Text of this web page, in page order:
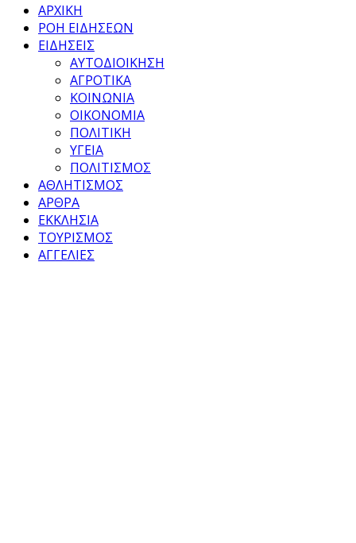
ΑΡΧΙΚΗ
ΡΟΗ ΕΙΔΗΣΕΩΝ
ΕΙΔΗΣΕΙΣ
ΑΥΤΟΔΙΟΙΚΗΣΗ
ΑΓΡΟΤΙΚΑ
ΚΟΙΝΩΝΙΑ
ΟΙΚΟΝΟΜΙΑ
ΠΟΛΙΤΙΚΗ
ΥΓΕΙΑ
ΠΟΛΙΤΙΣΜΟΣ
ΑΘΛΗΤΙΣΜΟΣ
ΑΡΘΡΑ
ΕΚΚΛΗΣΙΑ
ΤΟΥΡΙΣΜΟΣ
ΑΓΓΕΛΙΕΣ